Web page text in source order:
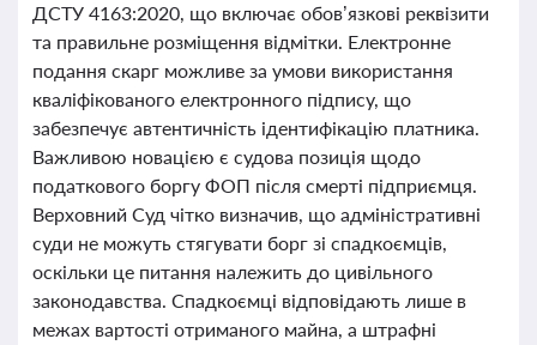
ДСТУ 4163:2020, що включає обов’язкові реквізити
та правильне розміщення відмітки. Електронне
подання скарг можливе за умови використання
кваліфікованого електронного підпису, що
забезпечує автентичність ідентифікацію платника.
Важливою новацією є судова позиція щодо
податкового боргу ФОП після смерті підприємця.
Верховний Суд чітко визначив, що адміністративні
суди не можуть стягувати борг зі спадкоємців,
оскільки це питання належить до цивільного
законодавства. Спадкоємці відповідають лише в
межах вартості отриманого майна, а штрафні